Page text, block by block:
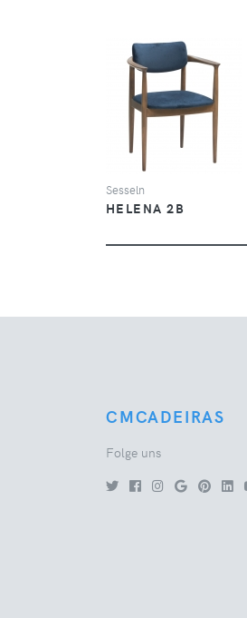
SEHEN
Sesseln
HELENA 2B
CMCADEIRAS
Folge uns